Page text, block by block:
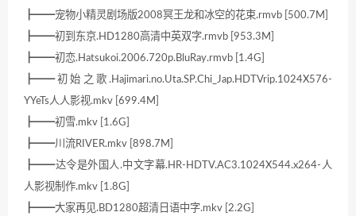
┣━━宠物小精灵剧场版2008冥王龙和冰空的花束.rmvb [500.7M]
┣━━初到东京.HD1280高清中英双字.rmvb [953.3M]
┣━━初恋.Hatsukoi.2006.720p.BluRay.rmvb [1.4G]
┣━━初始之歌.Hajimari.no.Uta.SP.Chi_Jap.HDTVrip.1024X576-
YYeTs人人影视.mkv [699.4M]
┣━━初雪.mkv [1.6G]
┣━━川流RIVER.mkv [898.7M]
┣━━达令是外国人.中文字幕.HR-HDTV.AC3.1024X544.x264-人
人影视制作.mkv [1.8G]
┣━━大家再见.BD1280超清日语中字.mkv [2.2G]